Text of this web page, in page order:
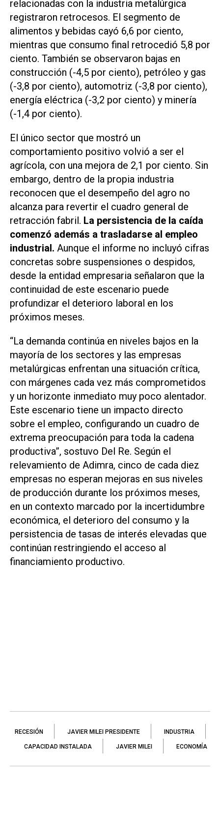
relacionadas con la industria metalúrgica
registraron retrocesos. El segmento de
alimentos y bebidas cayó 6,6 por ciento,
mientras que consumo final retrocedió 5,8 por
ciento. También se observaron bajas en
construcción (-4,5 por ciento), petróleo y gas
(-3,8 por ciento), automotriz (-3,8 por ciento),
energía eléctrica (-3,2 por ciento) y minería
(-1,4 por ciento).
El único sector que mostró un
comportamiento positivo volvió a ser el
agrícola, con una mejora de 2,1 por ciento. Sin
embargo, dentro de la propia industria
reconocen que el desempeño del agro no
alcanza para revertir el cuadro general de
retracción fabril. La persistencia de la caída
comenzó además a trasladarse al empleo
industrial. Aunque el informe no incluyó cifras
concretas sobre suspensiones o despidos,
desde la entidad empresaria señalaron que la
continuidad de este escenario puede
profundizar el deterioro laboral en los
próximos meses.
“La demanda continúa en niveles bajos en la
mayoría de los sectores y las empresas
metalúrgicas enfrentan una situación crítica,
con márgenes cada vez más comprometidos
y un horizonte inmediato muy poco alentador.
Este escenario tiene un impacto directo
sobre el empleo, configurando un cuadro de
extrema preocupación para toda la cadena
productiva”, sostuvo Del Re. Según el
relevamiento de Adimra, cinco de cada diez
empresas no esperan mejoras en sus niveles
de producción durante los próximos meses,
en un contexto marcado por la incertidumbre
económica, el deterioro del consumo y la
persistencia de tasas de interés elevadas que
continúan restringiendo el acceso al
financiamiento productivo.
RECESIÓN JAVIER MILEI PRESIDENTE INDUSTRIA
CAPACIDAD INSTALADA JAVIER MILEI ECONOMÍA